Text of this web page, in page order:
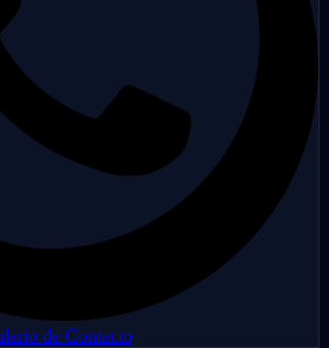
de Contacto